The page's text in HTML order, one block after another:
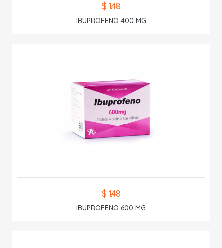
$ 1.48
IBUPROFENO 400 MG
$ 1.48
IBUPROFENO 600 MG